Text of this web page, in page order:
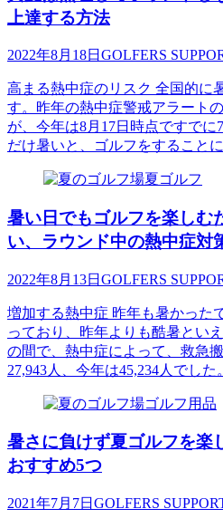
上達する方法
2022年8月18日 GOLFERS
高まる熱中症のリスク 全国的に
す。昨年の熱中症警戒アラート
が、今年は8月17日時点ですで
だけ暑いと、ゴルフをすること
夏ゴルフ
暑い日でもゴルフを楽しむ
い、ラウンド中の熱中症対
2022年8月13日 GOLFERS
増加する熱中症 昨年も暑かった
っており、昨年よりも酷暑とい
の間で、熱中症によって、救急
27,943人、今年は45,234人でし
ゴルフ用品
暑さに負けず夏ゴルフを
おすすめ5つ
2021年7月7日 GOLFERS